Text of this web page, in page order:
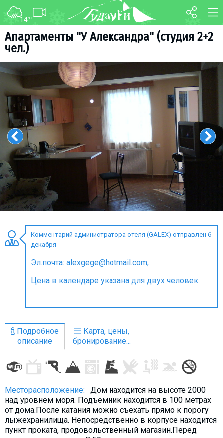
14°C
Апартаменты "У Александра" (студия 2+2
чел.)
Комментарий администратора отеля (GALEX) отправлен 6
декабря
Эл.почта: alexgege@hotmail.com,
Цена в календаре указана для двух человек.
Подробное
описание
Карта, цены,
бронирование...
Месторасположение:
Дом находится на высоте 2000
над уровнем моря. Подъёмник находится в 100 метрах
от дома.После катания можно съехать прямо к порогу
лыжехранилища. Непосредственно в корпусе находится
пункт проката, продовольственный магазин.Перед
ФОРУМ КАРТА
ТРАНСФЕР
Схема трасс
Ски-пасс
Инструкторы
Прокат
Ски-сервис
Дети в Гудаури
Развлечения
Календарь событий
Телеграм-канал
Коттеджи
Отели
% Горячие предложения
Казбеги
ГРУЗИЯ
О Грузии